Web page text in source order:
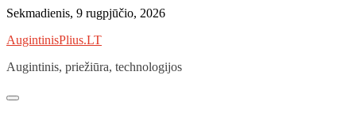
Skip
content
Sekmadienis, 9 rugpjūčio, 2026
AugintinisPlius.LT
Augintinis, priežiūra, technologijos